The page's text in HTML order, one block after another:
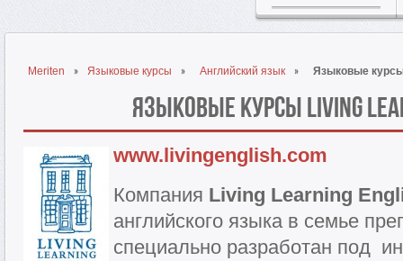
Meriten Языковые курсы Английский язык Языковые
Языковые курсы Living
www.livingenglish.com
Компания Living Learning
английского языка в семье
специально разработан под